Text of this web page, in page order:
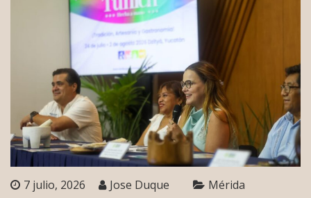
7 julio, 2026 Jose Duque Mérida